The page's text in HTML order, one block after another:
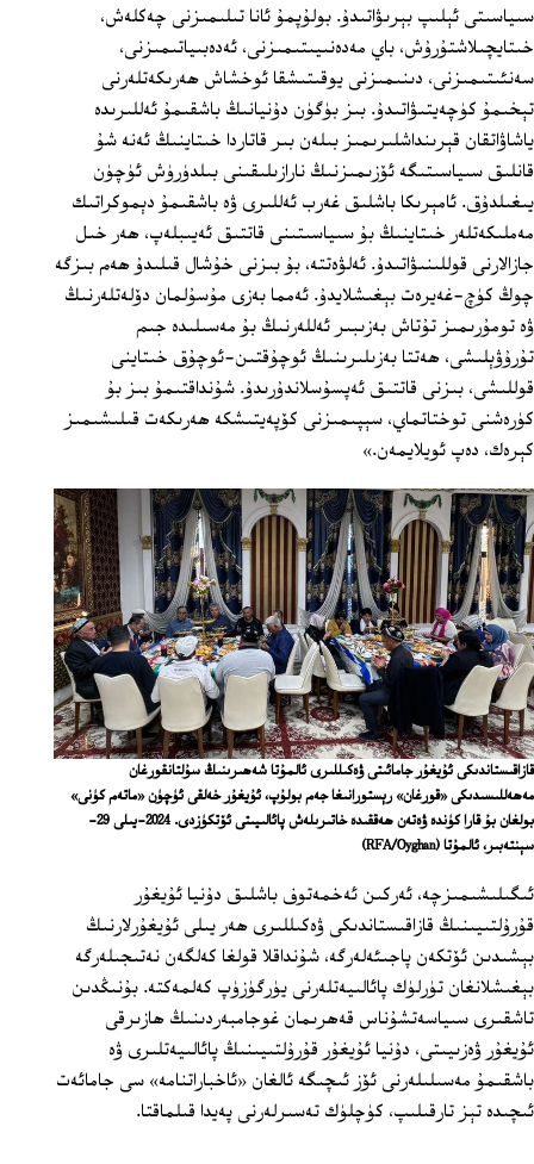
سىياسىتى ئېلىپ بېرىۋاتىدۇ. بولۇپمۇ ئانا تىلىمىزنى چەكلەش،
خىتايچىلاشتۇرۇش، باي مەدەنىيىتىمىزنى، ئەدەبىياتىمىزنى،
سەنئىتىمىزنى، دىنىمىزنى يوقىتىشقا ئوخشاش ھەرىكەتلەرنى
تېخىمۇ كۈچەيتىۋاتىدۇ. بىز بۈگۈن دۇنيانىڭ باشقىمۇ ئەللىرىدە
ياشاۋاتقان قېرىنداشلىرىمىز بىلەن بىر قاتاردا خىتاينىڭ ئەنە شۇ
قانلىق سىياسىتىگە ئۆزىمىزنىڭ نارازىلىقىنى بىلدۈرۈش ئۈچۈن
يىغىلدۇق. ئامېرىكا باشلىق غەرب ئەللىرى ۋە باشقىمۇ دېموكراتىك
مەملىكەتلەر خىتاينىڭ بۇ سىياسىتىنى قاتتىق ئەيىبلەپ، ھەر خىل
جازالارنى قوللىنىۋاتىدۇ. ئەلۋەتتە، بۇ بىزنى خۇشال قىلىدۇ ھەم بىزگە
چوڭ كۈچ-غەيرەت بېغىشلايدۇ. ئەمما بەزى مۇسۇلمان دۆلەتلەرنىڭ
ۋە تومۇرىمىز تۇتاش بەزىبىر ئەللەرنىڭ بۇ مەسىلىدە جىم
تۇرۇۋېلىشى، ھەتتا بەزىلىرىنىڭ ئوچۇقتىن-ئوچۇق خىتاينى
قوللىشى، بىزنى قاتتىق ئەپسۇسلاندۇرىدۇ. شۇنداقتىمۇ بىز بۇ
كۈرەشنى توختاتماي، سېپىمىزنى كۆپەيتىشكە ھەرىكەت قىلىشىمىز
كېرەك، دەپ ئويلايمەن.»
قازاقىستاندىكى ئۇيغۇر جامائىتى ۋەكىللىرى ئالمۇتا شەھىرىنىڭ سۇلتانقورغان
مەھەللىسىدىكى «قورغان» رېستورانىغا جەم بولۇپ، ئۇيغۇر خەلقى ئۈچۈن «ماتەم كۈنى»
بولغان بۇ قارا كۈندە ۋەتەن ھەققىدە خاتىرىلەش پائالىيىتى ئۆتكۈزدى. 2024-يىلى 29-
سېنتەبىر، ئالمۇتا(RFA/Oyghan)
ئىگىلىشىمىزچە، ئەركىن ئەخمەتوف باشلىق دۇنيا ئۇيغۇر
قۇرۇلتىيىنىڭ قازاقىستاندىكى ۋەكىللىرى ھەر يىلى ئۇيغۇرلارنىڭ
بېشىدىن ئۆتكەن پاجىئەلەرگە، شۇنداقلا قولغا كەلگەن نەتىجىلەرگە
بېغىشلانغان تۈرلۈك پائالىيەتلەرنى يۈرگۈزۈپ كەلمەكتە. بۇنىڭدىن
تاشقىرى سىياسەتشۇناس قەھرىمان غوجامبەردىنىڭ ھازىرقى
ئۇيغۇر ۋەزىيىتى، دۇنيا ئۇيغۇر قۇرۇلتىيىنىڭ پائالىيەتلىرى ۋە
باشقىمۇ مەسىلىلەرنى ئۆز ئىچىگە ئالغان «ئاخباراتنامە» سى جامائەت
ئىچىدە تېز تارقىلىپ، كۈچلۈك تەسىرلەرنى پەيدا قىلماقتا.